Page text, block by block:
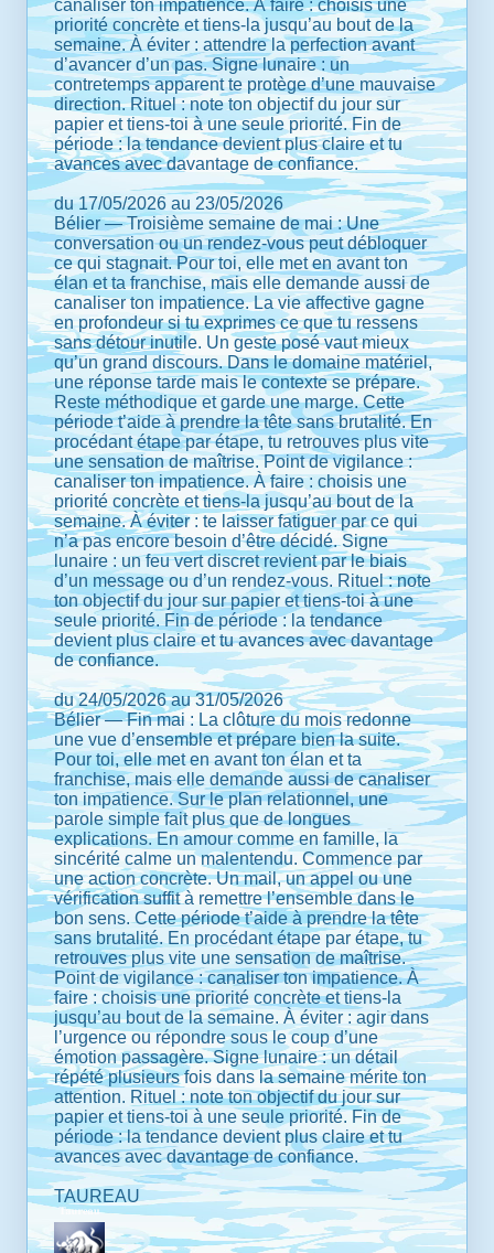
canaliser ton impatience. À faire : choisis une
priorité concrète et tiens-la jusqu’au bout de la
semaine. À éviter : attendre la perfection avant
d’avancer d’un pas. Signe lunaire : un
contretemps apparent te protège d’une mauvaise
direction. Rituel : note ton objectif du jour sur
papier et tiens-toi à une seule priorité. Fin de
période : la tendance devient plus claire et tu
avances avec davantage de confiance.
du 17/05/2026 au 23/05/2026
Bélier — Troisième semaine de mai : Une
conversation ou un rendez-vous peut débloquer
ce qui stagnait. Pour toi, elle met en avant ton
élan et ta franchise, mais elle demande aussi de
canaliser ton impatience. La vie affective gagne
en profondeur si tu exprimes ce que tu ressens
sans détour inutile. Un geste posé vaut mieux
qu’un grand discours. Dans le domaine matériel,
une réponse tarde mais le contexte se prépare.
Reste méthodique et garde une marge. Cette
période t’aide à prendre la tête sans brutalité. En
procédant étape par étape, tu retrouves plus vite
une sensation de maîtrise. Point de vigilance :
canaliser ton impatience. À faire : choisis une
priorité concrète et tiens-la jusqu’au bout de la
semaine. À éviter : te laisser fatiguer par ce qui
n’a pas encore besoin d’être décidé. Signe
lunaire : un feu vert discret revient par le biais
d’un message ou d’un rendez-vous. Rituel : note
ton objectif du jour sur papier et tiens-toi à une
seule priorité. Fin de période : la tendance
devient plus claire et tu avances avec davantage
de confiance.
du 24/05/2026 au 31/05/2026
Bélier — Fin mai : La clôture du mois redonne
une vue d’ensemble et prépare bien la suite.
Pour toi, elle met en avant ton élan et ta
franchise, mais elle demande aussi de canaliser
ton impatience. Sur le plan relationnel, une
parole simple fait plus que de longues
explications. En amour comme en famille, la
sincérité calme un malentendu. Commence par
une action concrète. Un mail, un appel ou une
vérification suffit à remettre l’ensemble dans le
bon sens. Cette période t’aide à prendre la tête
sans brutalité. En procédant étape par étape, tu
retrouves plus vite une sensation de maîtrise.
Point de vigilance : canaliser ton impatience. À
faire : choisis une priorité concrète et tiens-la
jusqu’au bout de la semaine. À éviter : agir dans
l’urgence ou répondre sous le coup d’une
émotion passagère. Signe lunaire : un détail
répété plusieurs fois dans la semaine mérite ton
attention. Rituel : note ton objectif du jour sur
papier et tiens-toi à une seule priorité. Fin de
période : la tendance devient plus claire et tu
avances avec davantage de confiance.
TAUREAU